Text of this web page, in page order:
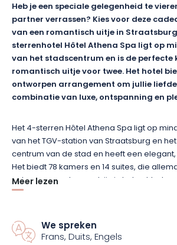
Heb je een speciale gelegenheid te
partner verrassen? Kies voor deze
van een romantisch uitje in
sterrenhotel Hôtel Athena Spa ligt op
van het stadscentrum en is de perfecte
romantisch uitje voor twee. Het hotel
ontworpen arrangement om jullie liefde
combinatie van luxe, ontspanning en
Het 4-sterren Hôtel Athena Spa ligt op
van het TGV-station van Straatsburg en
centrum van de stad en heeft een
Het biedt 78 kamers en 14 suites, die
ontworpen met uw welzijn in het
een klassieke tweepersoonskamer,
ontbijten. Een glas Crémant d’Alsace en
Meer lezen
We spreken
Frans, Duits, Engels